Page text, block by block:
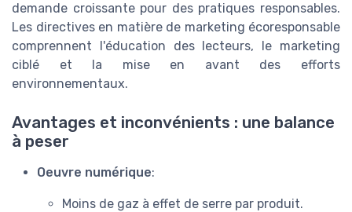
demande croissante pour des pratiques responsables.
Les directives en matière de marketing écoresponsable
comprennent l'éducation des lecteurs, le marketing
ciblé et la mise en avant des efforts
environnementaux.
Avantages et inconvénients : une balance
à peser
Oeuvre numérique:
Moins de gaz à effet de serre par produit.